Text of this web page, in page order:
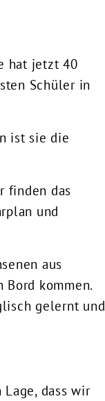
hat jetzt 40
Schüler in
ist sie die
finden das
und
aus
Bord kommen.
gelernt und
dass wir